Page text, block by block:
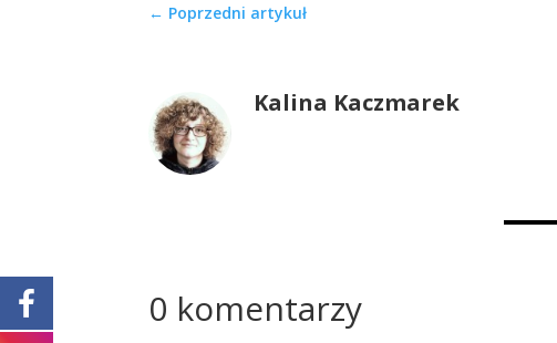
← Poprzedni artykuł
Kalina Kaczmarek
0 komentarzy